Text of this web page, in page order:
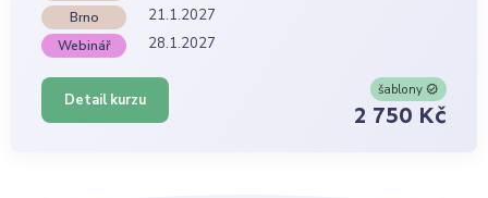
Brno 21.1.2027
Webinář 28.1.2027
Detail kurzu
šablony
2 750 Kč